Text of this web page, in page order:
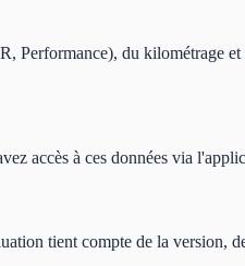
Performance), du kilométrage
accès à ces données via
tient compte de la version,